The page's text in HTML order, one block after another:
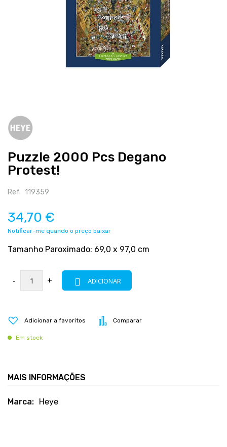
Puzzle 2000 Pcs Degano
Protest!
Ref. 119359
34,70 €
Notificar-me quando o preço baixar
Tamanho Paroximado: 69,0 x 97,0 cm
- + ADICIONAR
Adicionar a favoritos Comparar
Em stock
para
o
da
galeria
de
imagens
MAIS INFORMAÇÕES
Mais
Heye